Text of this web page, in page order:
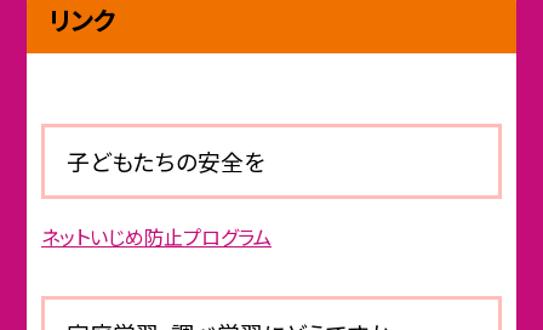
リンク
子どもたちの安全を
ネットいじめ防止プログラム